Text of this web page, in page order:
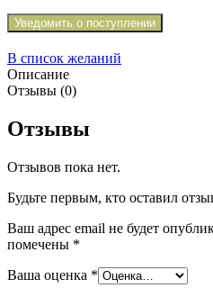
Уведомить о поступлении
В список желаний
Описание
Отзывы (0)
Отзывы
Отзывов пока нет.
Будьте первым, кто оставил
Ваш адрес email не будет
помечены *
Ваша оценка *